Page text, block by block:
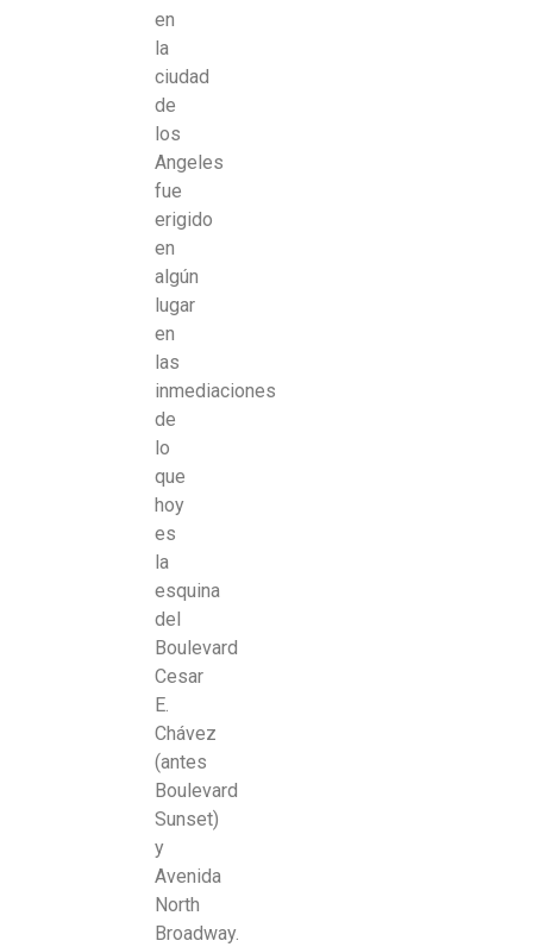
en
la
ciudad
de
los
Angeles
fue
erigido
en
algún
lugar
en
las
inmediaciones
de
lo
que
hoy
es
la
esquina
del
Boulevard
Cesar
E.
Chávez
(antes
Boulevard
Sunset)
y
Avenida
North
Broadway.